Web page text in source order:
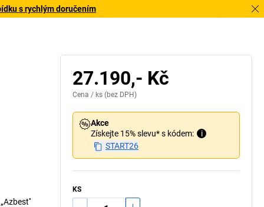
s rychlým doručením
27.190,- Kč
Cena / ks (bez DPH)
Akce
Získejte 15% slevu* s kódem:
i
START26
KS